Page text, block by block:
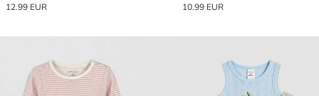
12.99 EUR
10.99 EUR